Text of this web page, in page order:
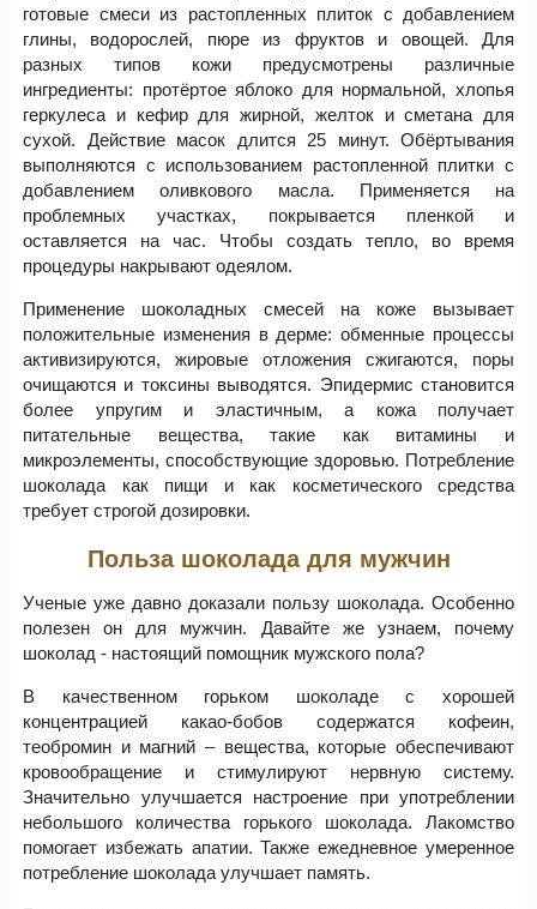
готовые смеси из растопленных плиток с добавлением
глины, водорослей, пюре из фруктов и овощей. Для
разных типов кожи предусмотрены различные
ингредиенты: протёртое яблоко для нормальной, хлопья
геркулеса и кефир для жирной, желток и сметана для
сухой. Действие масок длится 25 минут. Обёртывания
выполняются с использованием растопленной плитки с
добавлением оливкового масла. Применяется на
проблемных участках, покрывается пленкой и
оставляется на час. Чтобы создать тепло, во время
процедуры накрывают одеялом.
Применение шоколадных смесей на коже вызывает
положительные изменения в дерме: обменные процессы
активизируются, жировые отложения сжигаются, поры
очищаются и токсины выводятся. Эпидермис становится
более упругим и эластичным, а кожа получает
питательные вещества, такие как витамины и
микроэлементы, способствующие здоровью. Потребление
шоколада как пищи и как косметического средства
требует строгой дозировки.
Польза шоколада для мужчин
Ученые уже давно доказали пользу шоколада. Особенно
полезен он для мужчин. Давайте же узнаем, почему
шоколад - настоящий помощник мужского пола?
В качественном горьком шоколаде с хорошей
концентрацией какао-бобов содержатся кофеин,
теобромин и магний – вещества, которые обеспечивают
кровообращение и стимулируют нервную систему.
Значительно улучшается настроение при употреблении
небольшого количества горького шоколада. Лакомство
помогает избежать апатии. Также ежедневное умеренное
потребление шоколада улучшает память.